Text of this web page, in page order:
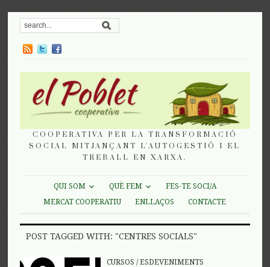
COOPERATIVA PER LA TRANSFORMACIÓ
SOCIAL MITJANÇANT L'AUTOGESTIÓ I EL
TREBALL EN XARXA.
QUI SOM QUÈ FEM
FES-TE SOCI/A
MERCAT COOPERATIU
ENLLAÇOS CONTACTE
POST TAGGED WITH: "CENTRES SOCIALS"
CURSOS /ESDEVENIMENTS